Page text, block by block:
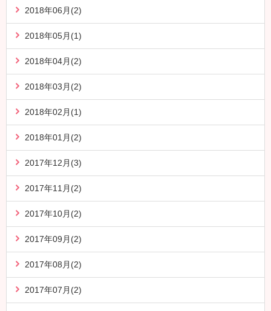
2018年06月(2)
2018年05月(1)
2018年04月(2)
2018年03月(2)
2018年02月(1)
2018年01月(2)
2017年12月(3)
2017年11月(2)
2017年10月(2)
2017年09月(2)
2017年08月(2)
2017年07月(2)